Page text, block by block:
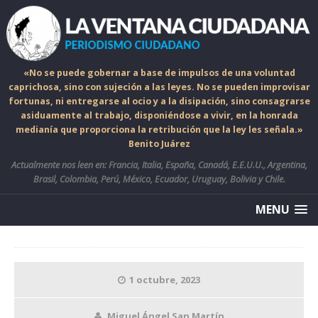
«No se puede gobernar a base de impulsos de una voluntad
caprichosa, sino con sujeción a las leyes. No se pueden improvisar
fortunas, ni entregarse al ocio y a la disipación, sino consagrarse
asiduamente al trabajo, disponiéndose a vivir, en la honrada
medianía que proporciona la retribución que la ley les señala.»
Benito Juárez
Actualmente nos leen en: Francia, Italia, España, Canadá, E.E.U.U., Argentina,
Brasil, Colombia, Perú, México, Ecuador, Uruguay, Bolivia y Chile.
MENU
1 octubre, 2023